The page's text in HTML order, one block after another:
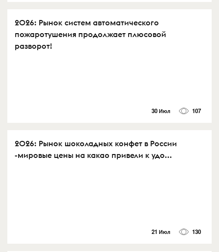
2026: Рынок систем автоматического
пожаротушения продолжает плюсовой
разворот!
30 Июл 107
2026: Рынок шоколадных конфет в России
-мировые цены на какао привели к удо...
21 Июл 130